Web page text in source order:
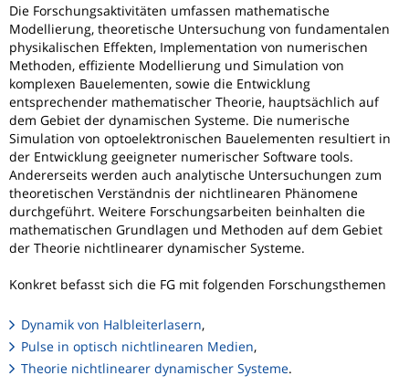
Die Forschungsaktivitäten umfassen mathematische
Modellierung, theoretische Untersuchung von fundamentalen
physikalischen Effekten, Implementation von numerischen
Methoden, effiziente Modellierung und Simulation von
komplexen Bauelementen, sowie die Entwicklung
entsprechender mathematischer Theorie, hauptsächlich auf
dem Gebiet der dynamischen Systeme. Die numerische
Simulation von optoelektronischen Bauelementen resultiert in
der Entwicklung geeigneter numerischer Software tools.
Andererseits werden auch analytische Untersuchungen zum
theoretischen Verständnis der nichtlinearen Phänomene
durchgeführt. Weitere Forschungsarbeiten beinhalten die
mathematischen Grundlagen und Methoden auf dem Gebiet
der Theorie nichtlinearer dynamischer Systeme.
Konkret befasst sich die FG mit folgenden Forschungsthemen
Dynamik von Halbleiterlasern,
Pulse in optisch nichtlinearen Medien,
Theorie nichtlinearer dynamischer Systeme.